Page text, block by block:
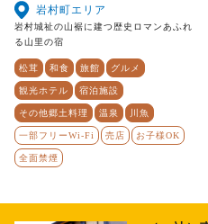
岩村町エリア
岩村城祉の山裾に建つ歴史ロマンあふれ
る山里の宿
松茸 和食 旅館 グルメ
観光ホテル 宿泊施設
その他郷土料理 温泉 川魚
一部フリーWi-Fi 売店 お子様OK
全面禁煙